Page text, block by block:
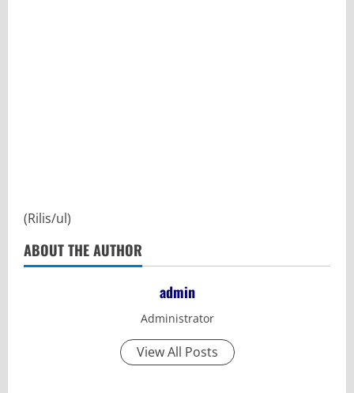
(Rilis/ul)
ABOUT THE AUTHOR
admin
Administrator
View All Posts